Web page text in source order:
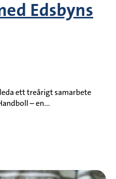
Edsbyns
ett treårigt samarbete
– en...